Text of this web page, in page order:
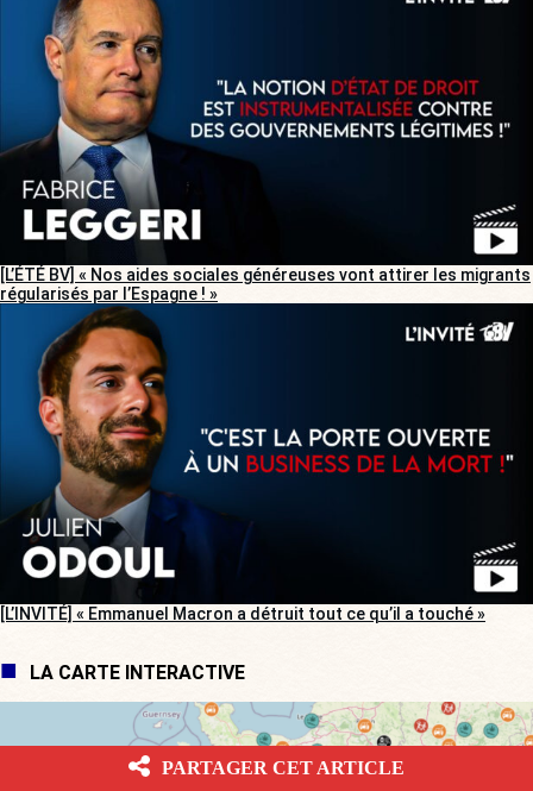
[L’ÉTÉ BV] « Nos aides sociales généreuses vont attirer les migrants
régularisés par l’Espagne ! »
[L’INVITÉ] « Emmanuel Macron a détruit tout ce qu’il a touché »
LA CARTE INTERACTIVE
PARTAGER CET ARTICLE